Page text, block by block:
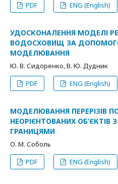
PDF
ENG (English)
УДОСКОНАЛЕННЯ МОДЕЛІ
ВОДОСХОВИЩ ЗА
МОДЕЛЮВАННЯ
Ю. В. Сидоренко, В. Ю. Дудник
PDF
ENG (English)
МОДЕЛЮВАННЯ ПЕРЕРІЗІВ
НЕОРІЄНТОВАНИХ ОБ’ЄКТІВ
ГРАНИЦЯМИ
О. М. Соболь
PDF
ENG (English)